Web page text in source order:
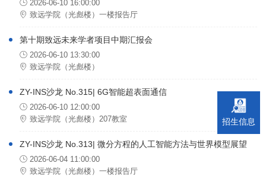
2026-06-10 16:00:00
致远学院（光彪楼）一楼报告厅
第十期致远未来学者项目中期汇报会
2026-06-10 13:30:00
致远学院（光彪楼）
ZY-INS沙龙 No.315| 6G智能超表面通信
2026-06-10 12:00:00
致远学院（光彪楼）207教室
ZY-INS沙龙 No.313| 微分方程的人工智能方法与世界模型展望
2026-06-04 11:00:00
致远学院（光彪楼）一楼报告厅
招生信息